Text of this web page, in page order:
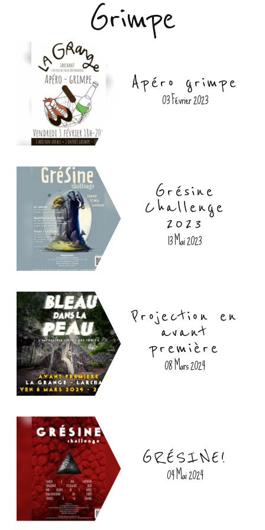
Grimpe
Apéro grimpe
03 Février 2023
Grésine
Challenge
2023
13 Mai 2023
Projection en
avant
première
08 Mars 2024
GRÉSINE!
04 Mai 2024